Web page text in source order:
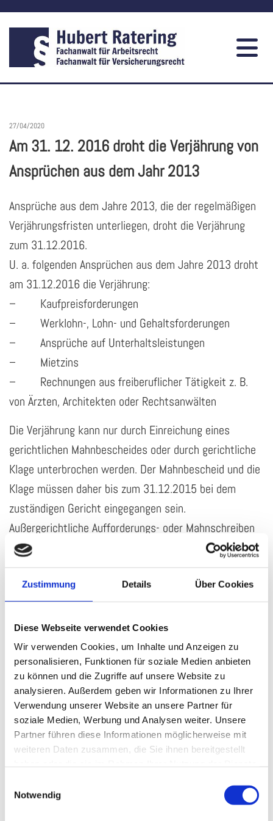
Zustimmung Details Über Cookies
Diese Webseite verwendet Cookies
Wir verwenden Cookies, um Inhalte und Anzeigen zu
personalisieren, Funktionen für soziale Medien anbieten
zu können und die Zugriffe auf unsere Website zu
analysieren. Außerdem geben wir Informationen zu Ihrer
Verwendung unserer Website an unsere Partner für
soziale Medien, Werbung und Analysen weiter. Unsere
Partner führen diese Informationen möglicherweise mit
weiteren Daten zusammen, die Sie ihnen bereitgestellt
Notwendig
27/04/2020
Am 31. 12. 2016 droht die Verjährung von
Ansprüchen aus dem Jahr 2013
Ansprüche aus dem Jahre 2013, die der regelmäßigen
Verjährungsfristen unterliegen, droht die Verjährung
zum 31.12.2016.
U. a. folgenden Ansprüchen aus dem Jahre 2013 droht
am 31.12.2016 die Verjährung:
– Kaufpreisforderungen
– Werklohn-, Lohn- und Gehaltsforderungen
– Ansprüche auf Unterhaltsleistungen
– Mietzins
– Rechnungen aus freiberuflicher Tätigkeit z. B.
von Ärzten, Architekten oder Rechtsanwälten
Die Verjährung kann nur durch Einreichung eines
gerichtlichen Mahnbescheides oder durch gerichtliche
Klage unterbrochen werden. Der Mahnbescheid und die
Klage müssen daher bis zum 31.12.2015 bei dem
zuständigen Gericht eingegangen sein.
Außergerichtliche Aufforderungs- oder Mahnschreiben
Ihrerseits an den Schuldner unterbrechen nicht die
Verjährung, sind somit sinnlos.
Prüfen Sie daher bitte sämtliche offene Rechnungen
aus dem Jahre 2013.
Unabhängig davon gibt es spezielle
Verjährungsregelungen, die kürzer sein können als die
allgemeine Verjährungsfrist von 3 Jahren.
Dies sind insbesondere:
– 6 Monate beträgt die Verjährungsfrist bei
Ersatzansprüchen z. B. aus Miete und Leihe wegen
Veränderung/Verschlechterung der Sache, beginnt ab
Ablieferung der Ware bei Fracht- und Speditionskosten